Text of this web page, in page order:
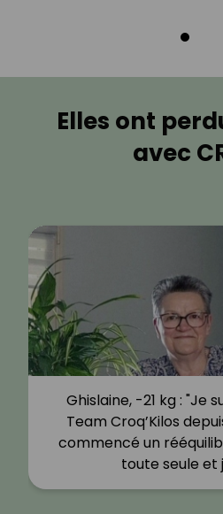
Elles ont
avec
Ghislaine, -21 kg : "Je
Team Croq’Kilos
commencé un
toute seule et